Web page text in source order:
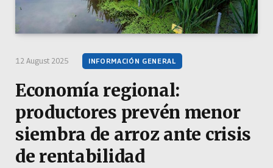
12 August 2025 INFORMACIÓN GENERAL
Economía regional:
productores prevén menor
siembra de arroz ante crisis
de rentabilidad